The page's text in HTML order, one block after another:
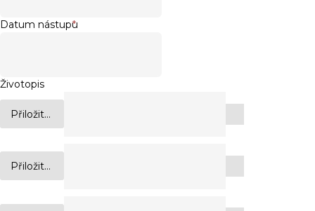
Datum nástupu
*
Životopis
Přiložit...
Přiložit...